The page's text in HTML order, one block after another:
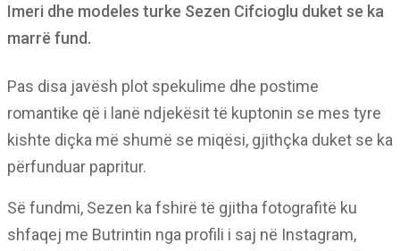
Imeri dhe modeles turke Sezen Cifcioglu duket se ka
marrë fund.
Pas disa javësh plot spekulime dhe postime
romantike që i lanë ndjekësit të kuptonin se mes tyre
kishte diçka më shumë se miqësi, gjithçka duket se ka
përfunduar papritur.
Së fundmi, Sezen ka fshirë të gjitha fotografitë ku
shfaqej me Butrintin nga profili i saj në Instagram,